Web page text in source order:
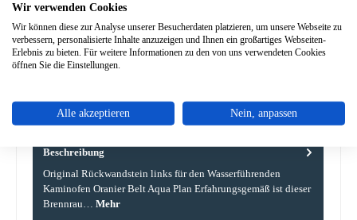
Zum Merkzettel hinzufügen
Frage zum Produkt
Beschreibung
Original Rückwandstein links für den Wasserführenden
Kaminofen Oranier Belt Aqua Plan Erfahrungsgemäß ist dieser
Brennrau… Mehr
Wir verwenden Cookies
Wir können diese zur Analyse unserer Besucherdaten platzieren, um unsere Webseite zu
verbessern, personalisierte Inhalte anzuzeigen und Ihnen ein großartiges Webseiten-
Erlebnis zu bieten. Für weitere Informationen zu den von uns verwendeten Cookies
öffnen Sie die Einstellungen.
Alle akzeptieren Nein, anpassen